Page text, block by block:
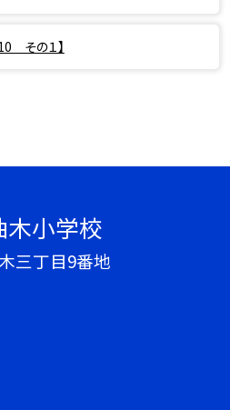
その１】
木小学校
三丁目9番地